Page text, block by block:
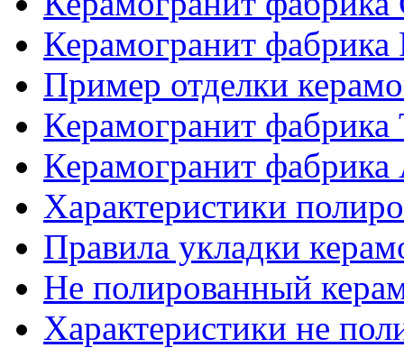
Керамогранит
Пример отделки
Керамогранит
Керамогранит
Характеристики
Правила укладки
Не полированный
Характеристики не